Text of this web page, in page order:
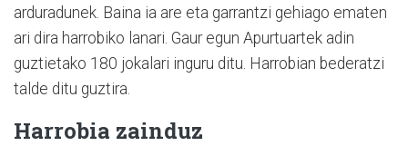
arduradunek. Baina ia are eta garrantzi gehiago ematen
ari dira harrobiko lanari. Gaur egun Apurtuartek adin
guztietako 180 jokalari inguru ditu. Harrobian bederatzi
talde ditu guztira.
Harrobia zainduz